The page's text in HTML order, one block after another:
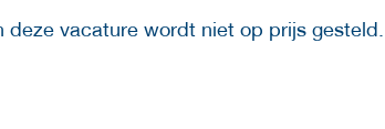
vacature wordt niet op prijs gesteld.